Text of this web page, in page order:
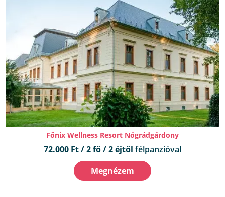
Főnix Wellness Resort Nógrádgárdony
72.000 Ft / 2 fő / 2 éjtől félpanzióval
Megnézem